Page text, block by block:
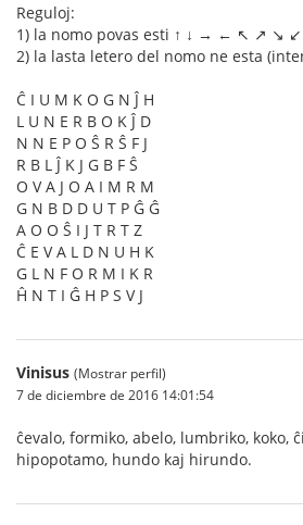
Reguloj:
1) la nomo povas esti ↑ ↓ → ← ↖ ↗ ↘ ↙
2) la lasta letero del nomo ne esta
Ĉ I U M K O G N Ĵ H
L U N E R B O K Ĵ D
N N E P O Ŝ R Ŝ F J
R B L Ĵ K J G B F Ŝ
O V A J O A I M R M
G N B D D U T P Ĝ Ĝ
A O O Ŝ I J T R T Z
Ĉ E V A L D N U H K
G L N F O R M I K R
Ĥ N T I Ĝ H P S V J
Vinisus (Mostrar perfil)
7 de diciembre de 2016 14:01:54
ĉevalo, formiko, abelo, lumbriko, koko,
hipopotamo, hundo kaj hirundo.